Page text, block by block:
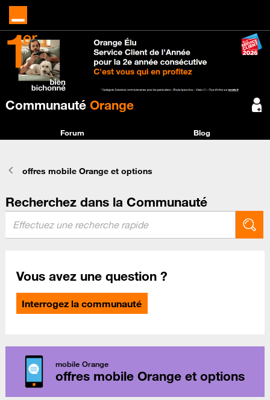
Communauté Orange
Forum Blog
offres mobile Orange et options
Recherchez dans la Communauté
Vous avez une question ?
Interrogez la communauté
mobile Orange
offres mobile Orange et options